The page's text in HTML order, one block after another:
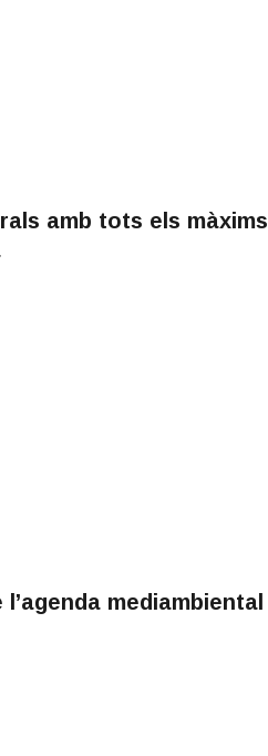
amb tots els màxims
mediambiental